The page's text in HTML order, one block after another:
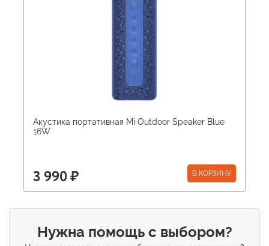
Акустика портативная Mi Outdoor Speaker Blue
16W
3 990 ₽ В КОРЗИНУ
Нужна помощь с выбором?